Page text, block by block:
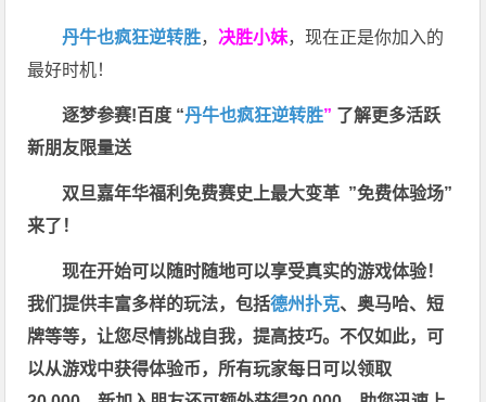
丹牛也疯狂逆转胜，决胜小妹，现在正是你加入的
最好时机！
逐梦参赛!百度 “丹牛也疯狂逆转胜” 了解更多活跃
新朋友限量送
双旦嘉年华福利免费赛史上最大变革 ”免费体验场”
来了！
现在开始可以随时随地可以享受真实的游戏体验！
我们提供丰富多样的玩法，包括德州扑克、奥马哈、短
牌等等，让您尽情挑战自我，提高技巧。不仅如此， 可
以从游戏中获得体验币，所有玩家每日可以领取